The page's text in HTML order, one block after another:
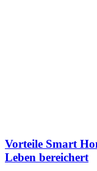
Vorteile Smart
Leben bereichert